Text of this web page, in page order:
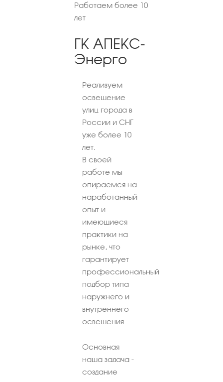
Работаем более 10
лет
ГК АПЕКС-
Энерго
Реализуем
освещение
улиц города в
России и СНГ
уже более 10
лет.
В своей
работе мы
опираемся на
наработанный
опыт и
имеющиеся
практики на
рынке, что
гарантирует
профессиональный
подбор типа
наружнего и
внутреннего
освещения
Основная
наша задача -
создание